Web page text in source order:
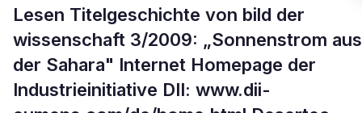
Mehr zum Thema
Lesen Titelgeschichte von bild der
wissenschaft 3/2009: „Sonnenstrom aus
der Sahara" Internet Homepage der
Industrieinitiative DII: www.dii-